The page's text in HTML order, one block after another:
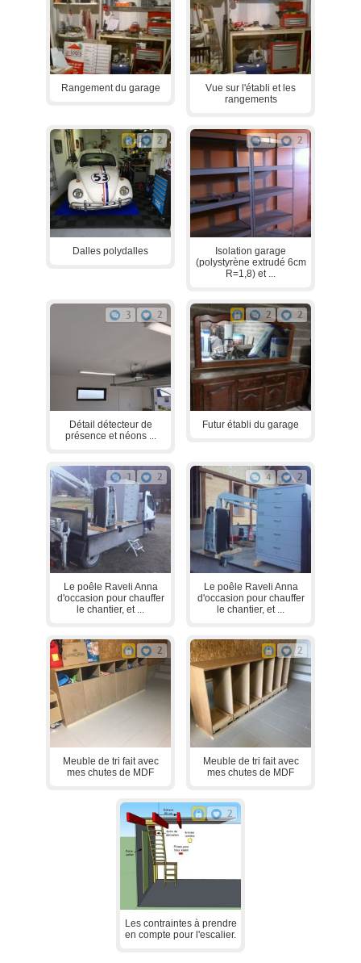
Rangement du garage
Vue sur l'établi et les
rangements
2
Dalles polydalles
1 2
Isolation garage
(polystyrène extrudé 6cm
R=1,8) et ...
3 2
Détail détecteur de
présence et néons ...
2 2
Futur établi du garage
1 2
Le poêle Raveli Anna
d'occasion pour chauffer
le chantier, et ...
4 2
Le poêle Raveli Anna
d'occasion pour chauffer
le chantier, et ...
2
Meuble de tri fait avec
mes chutes de MDF
2
Meuble de tri fait avec
mes chutes de MDF
2
Les contraintes à prendre
en compte pour l'escalier.